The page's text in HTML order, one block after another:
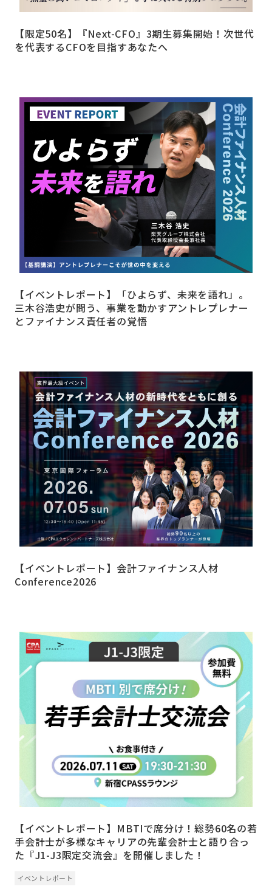
【限定50名】『Next-CFO』3期生募集開始！次世代
を代表するCFOを目指すあなたへ
【イベントレポート】「ひよらず、未来を語れ」。
三木谷浩史が問う、事業を動かすアントレプレナー
とファイナンス責任者の覚悟
【イベントレポート】会計ファイナンス人材
Conference2026
【イベントレポート】MBTIで席分け！総勢60名の若
手会計士が多様なキャリアの先輩会計士と語り合っ
た『J1-J3限定交流会』を開催しました！
イベントレポート